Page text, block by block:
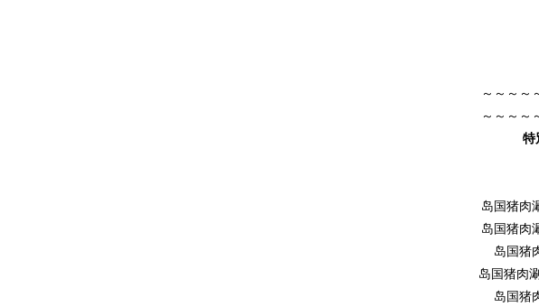
～～～～
～～～～
特
[
岛国猪肉
岛国猪肉
岛国猪
岛国猪肉
岛国猪